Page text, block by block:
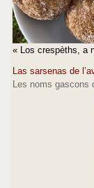
« Los crespèths, a
Las sarsenas de
Les noms gascons